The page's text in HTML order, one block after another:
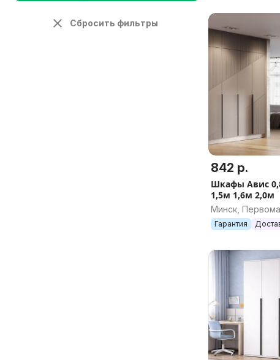
Сбросить фильтры
842 р.
Шкафы Авис
1,5м 1,6м 2,0м
Минск,
Гарантия